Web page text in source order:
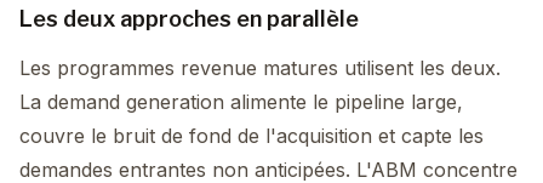
Les deux approches en parallèle
Les programmes revenue matures utilisent les deux.
La demand generation alimente le pipeline large,
couvre le bruit de fond de l'acquisition et capte les
demandes entrantes non anticipées. L'ABM concentre